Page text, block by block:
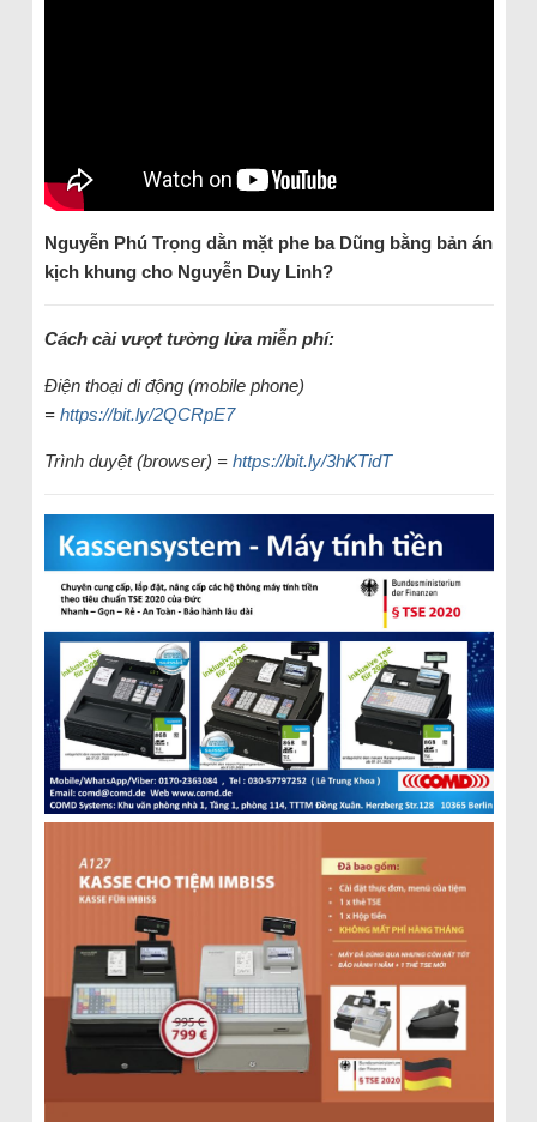
Nguyễn Phú Trọng dằn mặt phe ba Dũng bằng bản án
kịch khung cho Nguyễn Duy Linh?
Cách cài vượt tường lửa miễn phí:
Điện thoại di động (mobile phone)
= https://bit.ly/2QCRpE7
Trình duyệt (browser) = https://bit.ly/3hKTidT